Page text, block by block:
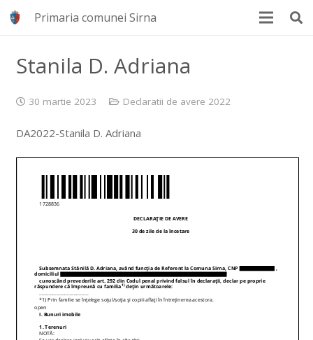
Primaria comunei Sirna
Stanila D. Adriana
30 martie 2023 Declaratii de avere 2022
DA2022-Stanila D. Adriana